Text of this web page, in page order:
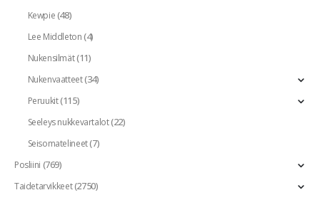
Kewpie(48)
Lee Middleton(4)
Nukensilmät(11)
Nukenvaatteet(34)
Peruukit(115)
Seeleys nukkevartalot(22)
Seisomatelineet(7)
Posliini (769)
Taidetarvikkeet(2750)